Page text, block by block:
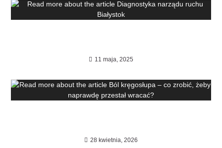
11 maja, 2025
28 kwietnia, 2026